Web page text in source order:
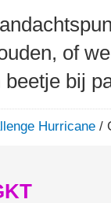
of
bij
Hurricane /